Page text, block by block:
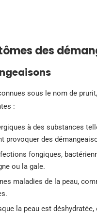
des
sous le nom de
:
à des substances
provoquer des
fongiques,
ou la gale.
maladies de la peau,
la peau est